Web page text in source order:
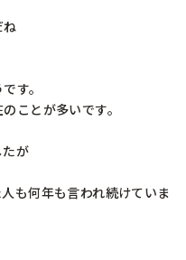
ね
す。
ことが多いです。
が
も何年も言われ続けていま